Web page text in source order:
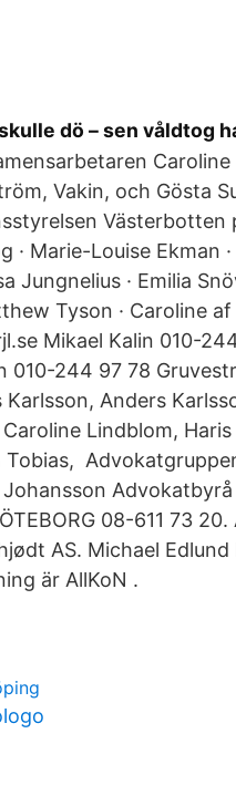
dö – sen våldtog
Vakin, och Gösta
Västerbotten
· Marie-Louise Ekman
Jungnelius · Emilia
Tyson · Caroline
Mikael Kalin 010-
010-244 97 78
Anders
Lindblom,
08-611 73
AS. Michael
är AllKoN .